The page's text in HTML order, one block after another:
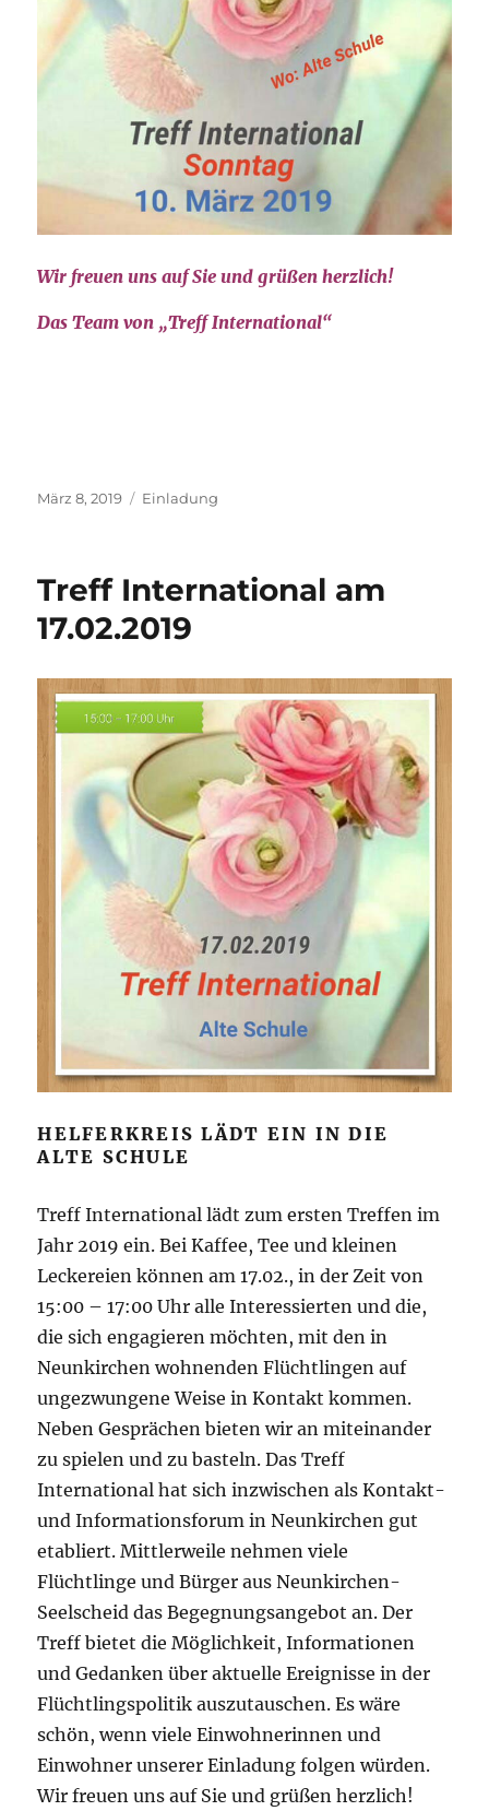
Wir freuen uns auf Sie und grüßen herzlich!
Das Team von „Treff International“
Veröffentlicht
März 8, 2019 Kategorien
Einladung
Treff International am
17.02.2019
HELFERKREIS LÄDT EIN IN DIE
ALTE SCHULE
Treff International lädt zum ersten Treffen im
Jahr 2019 ein. Bei Kaffee, Tee und kleinen
Leckereien können am 17.02., in der Zeit von
15:00 – 17:00 Uhr alle Interessierten und die,
die sich engagieren möchten, mit den in
Neunkirchen wohnenden Flüchtlingen auf
ungezwungene Weise in Kontakt kommen.
Neben Gesprächen bieten wir an miteinander
zu spielen und zu basteln. Das Treff
International hat sich inzwischen als Kontakt-
und Informationsforum in Neunkirchen gut
etabliert. Mittlerweile nehmen viele
Flüchtlinge und Bürger aus Neunkirchen-
Seelscheid das Begegnungsangebot an. Der
Treff bietet die Möglichkeit, Informationen
und Gedanken über aktuelle Ereignisse in der
Flüchtlingspolitik auszutauschen. Es wäre
schön, wenn viele Einwohnerinnen und
Einwohner unserer Einladung folgen würden.
Wir freuen uns auf Sie und grüßen herzlich!